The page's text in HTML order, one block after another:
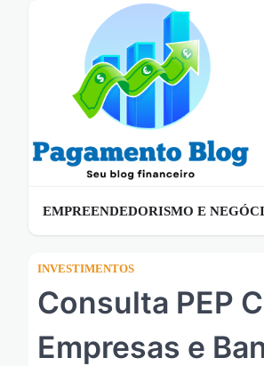
EMPREENDEDORISMO E
INVESTIMENTOS
Consulta PEP
Empresas e